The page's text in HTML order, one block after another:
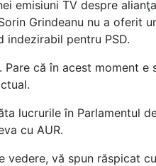
emisiuni TV despre
Grindeanu nu a oferit
indezirabil pentru PSD.
Pare că în acest moment
lucrurile în Parlamentul
cu AUR.
vedere, vă spun răspicat